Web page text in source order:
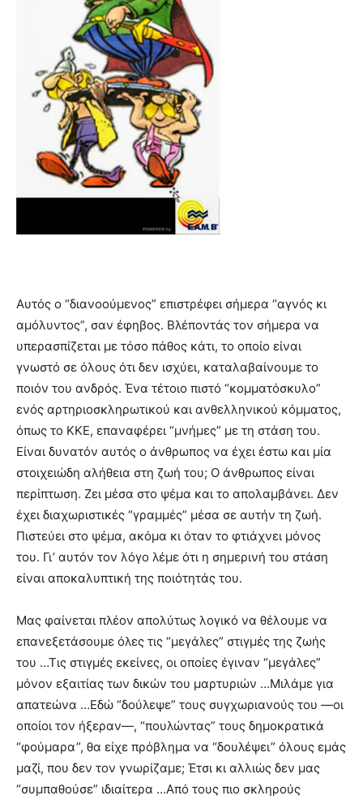
Αυτός ο “διανοούμενος” επιστρέφει σήμερα “αγνός κι
αμόλυντος”, σαν έφηβος. Βλέποντάς τον σήμερα να
υπερασπίζεται με τόσο πάθος κάτι, το οποίο είναι
γνωστό σε όλους ότι δεν ισχύει, καταλαβαίνουμε το
ποιόν του ανδρός. Ένα τέτοιο πιστό “κομματόσκυλο”
ενός αρτηριοσκληρωτικού και ανθελληνικού κόμματος,
όπως το ΚΚΕ, επαναφέρει “μνήμες” με τη στάση του.
Είναι δυνατόν αυτός ο άνθρωπος να έχει έστω και μία
στοιχειώδη αλήθεια στη ζωή του; Ο άνθρωπος είναι
περίπτωση. Ζει μέσα στο ψέμα και το απολαμβάνει. Δεν
έχει διαχωριστικές “γραμμές” μέσα σε αυτήν τη ζωή.
Πιστεύει στο ψέμα, ακόμα κι όταν το φτιάχνει μόνος
του. Γι’ αυτόν τον λόγο λέμε ότι η σημερινή του στάση
είναι αποκαλυπτική της ποιότητάς του.
Μας φαίνεται πλέον απολύτως λογικό να θέλουμε να
επανεξετάσουμε όλες τις “μεγάλες” στιγμές της ζωής
του …Τις στιγμές εκείνες, οι οποίες έγιναν “μεγάλες”
μόνον εξαιτίας των δικών του μαρτυριών …Μιλάμε για
απατεώνα …Εδώ “δούλεψε” τους συγχωριανούς του —οι
οποίοι τον ήξεραν—, “πουλώντας” τους δημοκρατικά
“φούμαρα”, θα είχε πρόβλημα να “δουλέψει” όλους εμάς
μαζί, που δεν τον γνωρίζαμε; Έτσι κι αλλιώς δεν μας
“συμπαθούσε” ιδιαίτερα …Από τους πιο σκληρούς